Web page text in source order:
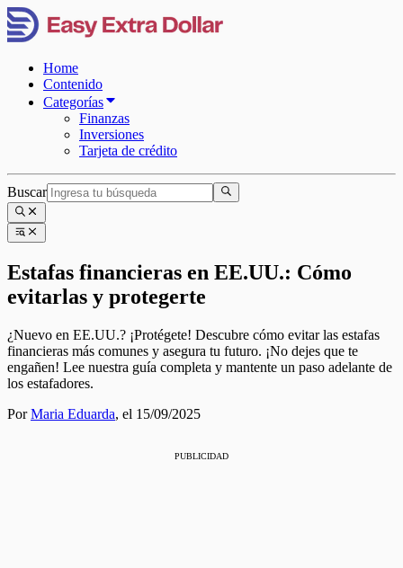
Home
Contenido
Categorías
Finanzas
Inversiones
Tarjeta de crédito
Buscar
Estafas financieras en EE.UU.: Cómo
evitarlas y protegerte
¿Nuevo en EE.UU.? ¡Protégete! Descubre cómo evitar las estafas
financieras más comunes y asegura tu futuro. ¡No dejes que te
engañen! Lee nuestra guía completa y mantente un paso adelante de
los estafadores.
PorMaria Eduarda, el 15/09/2025
PUBLICIDAD